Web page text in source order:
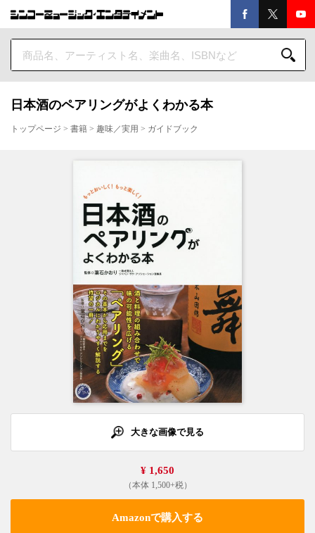
日本酒のペアリングがよくわかる本
トップページ > 書籍 > 趣味／実用 > ガイドブック
大きな画像で見る
¥ 1,650
（本体 1,500+税）
Amazonで購入する